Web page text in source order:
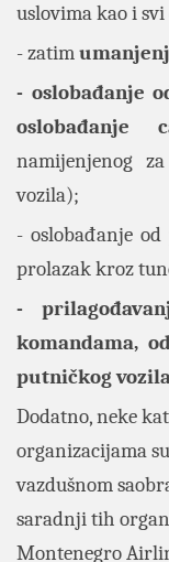
uslovima kao i
- zatim
- oslobađanje
oslobađanje
namijenjenog
vozila);
- oslobađanje od
prolazak kroz
-
komandama,
putničkog
Dodatno, neke
organizacijama
vazdušnom
saradnji tih
Montenegro